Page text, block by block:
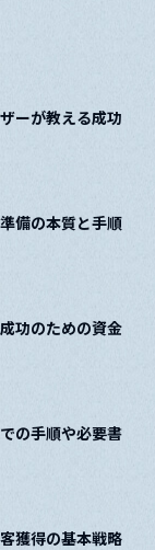
ーが教える成功
備の本質と手順
功のための資金
の手順や必要書
獲得の基本戦略